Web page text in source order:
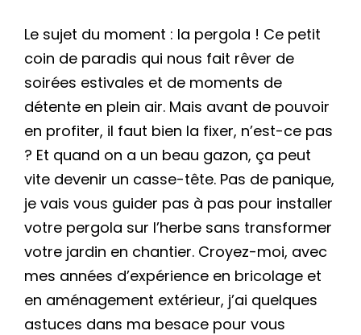
Le sujet du moment : la pergola ! Ce petit
coin de paradis qui nous fait rêver de
soirées estivales et de moments de
détente en plein air. Mais avant de pouvoir
en profiter, il faut bien la fixer, n’est-ce pas
? Et quand on a un beau gazon, ça peut
vite devenir un casse-tête. Pas de panique,
je vais vous guider pas à pas pour installer
votre pergola sur l’herbe sans transformer
votre jardin en chantier. Croyez-moi, avec
mes années d’expérience en bricolage et
en aménagement extérieur, j’ai quelques
astuces dans ma besace pour vous